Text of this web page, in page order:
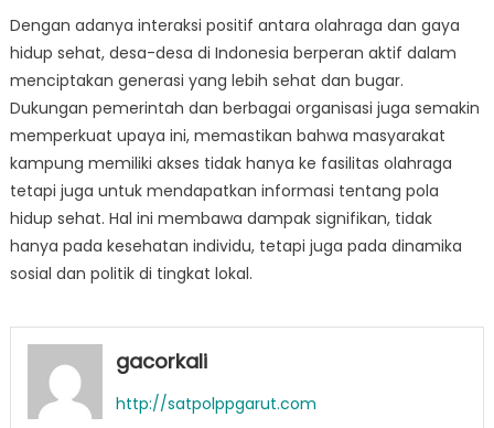
Dengan adanya interaksi positif antara olahraga dan gaya
hidup sehat, desa-desa di Indonesia berperan aktif dalam
menciptakan generasi yang lebih sehat dan bugar.
Dukungan pemerintah dan berbagai organisasi juga semakin
memperkuat upaya ini, memastikan bahwa masyarakat
kampung memiliki akses tidak hanya ke fasilitas olahraga
tetapi juga untuk mendapatkan informasi tentang pola
hidup sehat. Hal ini membawa dampak signifikan, tidak
hanya pada kesehatan individu, tetapi juga pada dinamika
sosial dan politik di tingkat lokal.
gacorkali
http://satpolppgarut.com